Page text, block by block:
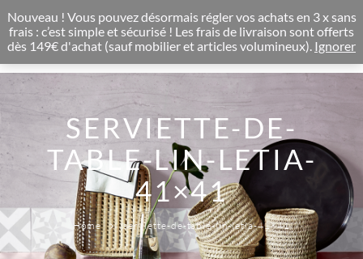
0
SERVIETTE-DE-
TABLE-LIN-LETIA-
41×41
Home serviette-de-table-lin-letia-41×41
Nouveau ! Vous pouvez désormais régler vos achats en 3 x sans
frais : c’est simple et sécurisé ! Les frais de livraison sont offerts
dès 149€ d'achat (sauf mobilier et articles volumineux). Ignorer